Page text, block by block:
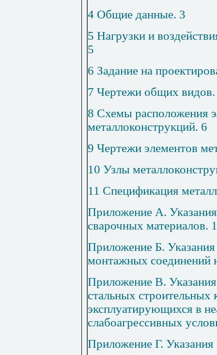
4 Общие данные. 3
5 Нагрузки и
5
6 Задание на
7 Чертежи общих видов
8 Схемы расположения
металлоконструкций. 6
9 Чертежи элементов
10 Узлы
11 Спецификация
Приложение А.
сварочных материалов.
Приложение Б.
монтажных соединений
Приложение В.
стальных строительных
эксплуатирующихся в
слабоагрессивных
Приложение Г.